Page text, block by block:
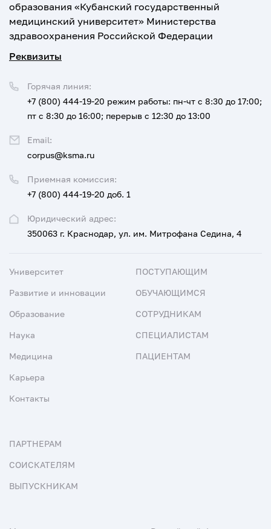
образования «Кубанский государственный
медицинский университет» Министерства
здравоохранения Российской Федерации
Реквизиты
Юридический адрес:
350063 г. Краснодар, ул. им. Митрофана Седина, 4
Приемная комиссия:
+7 (800) 444-19-20 доб. 1
Горячая линия:
+7 (800) 444-19-20 режим работы: пн-чт с 8:30 до 17:00;
пт с 8:30 до 16:00; перерыв с 12:30 до 13:00
Email:
corpus@ksma.ru
Университет
Развитие и инновации
Образование
Наука
Медицина
Карьера
Контакты
ПОСТУПАЮЩИМ
ОБУЧАЮЩИМСЯ
СОТРУДНИКАМ
СПЕЦИАЛИСТАМ
ПАЦИЕНТАМ
ПАРТНЕРАМ
СОИСКАТЕЛЯМ
ВЫПУСКНИКАМ